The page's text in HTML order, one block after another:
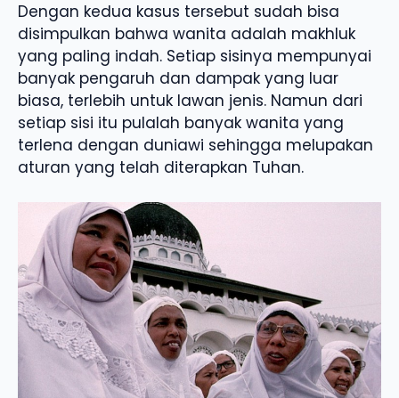
Dengan kedua kasus tersebut sudah bisa
disimpulkan bahwa wanita adalah makhluk
yang paling indah. Setiap sisinya mempunyai
banyak pengaruh dan dampak yang luar
biasa, terlebih untuk lawan jenis. Namun dari
setiap sisi itu pulalah banyak wanita yang
terlena dengan duniawi sehingga melupakan
aturan yang telah diterapkan Tuhan.